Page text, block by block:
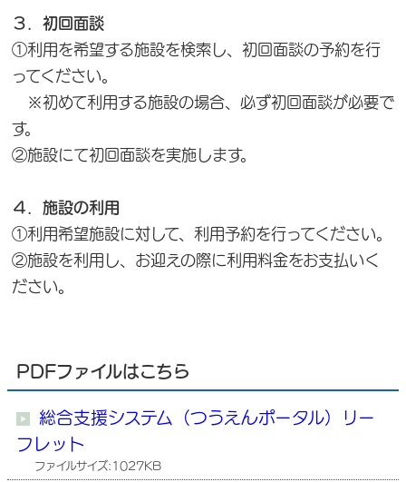
３．初回面談
①利用を希望する施設を検索し、初回面談の予約を行
ってください。
※初めて利用する施設の場合、必ず初回面談が必要で
す。
②施設にて初回面談を実施します。
４．施設の利用
①利用希望施設に対して、利用予約を行ってください。
②施設を利用し、お迎えの際に利用料金をお支払いく
ださい。
PDFファイルはこちら
総合支援システム（つうえんポータル）リー
フレット
ファイルサイズ:1027KB